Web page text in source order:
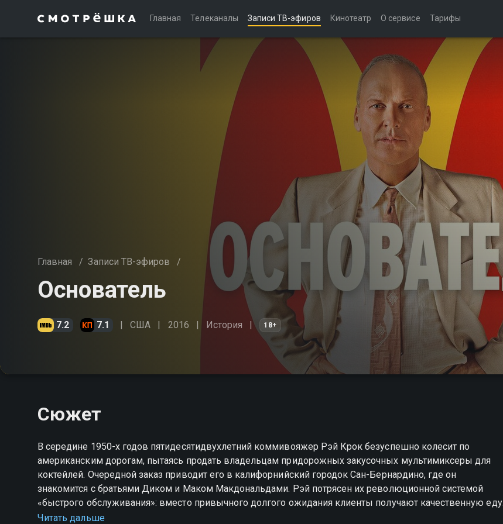
Главная Телеканалы Записи ТВ-эфиров Кинотеатр О сервисе Тарифы
Главная / Записи ТВ-эфиров /
Основатель
7.2 7.1 США 2016 История 18+
Сюжет
В середине 1950-х годов пятидесятидвухлетний коммивояжер Рэй Крок безуспешно колесит по
американским дорогам, пытаясь продать владельцам придорожных закусочных мультимиксеры для
коктейлей. Очередной заказ приводит его в калифорнийский городок Сан-Бернардино, где он
знакомится с братьями Диком и Маком Макдональдами. Рэй потрясен их революционной системой
«быстрого обслуживания»: вместо привычного долгого ожидания клиенты получают качественную еду
за тридцать секунд. Пораженный масштабом задумки, амбициозный и упорный Крок убеждает
Читать дальше